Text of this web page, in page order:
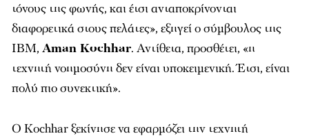
τόνους της φωνής, και έτσι ανταποκρίνονται
διαφορετικά στους πελάτες», εξηγεί ο σύμβουλος της
IBM, Aman Kochhar. Αντίθετα, προσθέτει, «η
τεχνητή νοημοσύνη δεν είναι υποκειμενική. Έτσι, είναι
πολύ πιο συνεκτική».
Ο Kochhar ξεκίνησε να εφαρμόζει την τεχνητή